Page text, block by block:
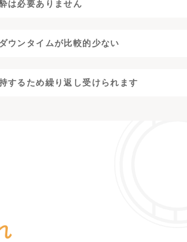
は必要ありません
ウンタイムが比較的少ない
するため繰り返し受けられます